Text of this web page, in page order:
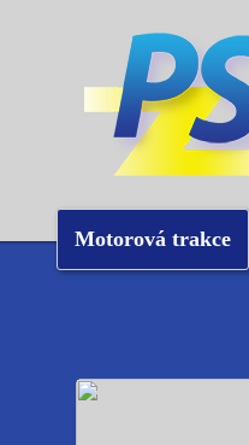
Motorová trakce